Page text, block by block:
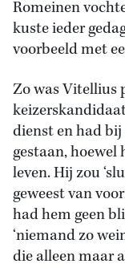
Romeinen
kuste ieder
voorbeeld met
Zo was Vitellius
dienst en had
gestaan, hoewel
leven. Hij zou
geweest van
had hem geen
‘niemand zo
die alleen maar